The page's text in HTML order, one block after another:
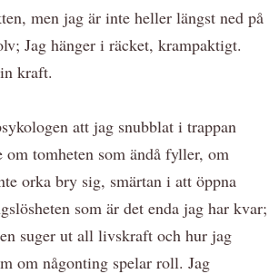
men jag är inte heller längst ned på
Jag hänger i räcket, krampaktigt.
kraft.
att jag snubblat i trappan
om tomheten som ändå fyller, om
orka bry sig, smärtan i att öppna
som är det enda jag har kvar;
suger ut all livskraft och hur jag
om någonting spelar roll. Jag